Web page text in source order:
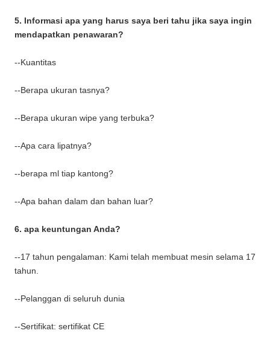
5. Informasi apa yang harus saya beri tahu jika saya ingin
mendapatkan penawaran?
--Kuantitas
--Berapa ukuran tasnya?
--Berapa ukuran wipe yang terbuka?
--Apa cara lipatnya?
--berapa ml tiap kantong?
--Apa bahan dalam dan bahan luar?
6. apa keuntungan Anda?
--17 tahun pengalaman: Kami telah membuat mesin selama 17
tahun.
--Pelanggan di seluruh dunia
--Sertifikat: sertifikat CE